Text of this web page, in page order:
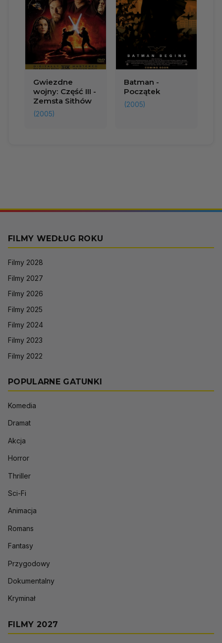
Gwiezdne
wojny: Część III -
Zemsta Sithów
(2005)
Batman -
Początek
(2005)
FILMY WEDŁUG ROKU
Filmy 2028
Filmy 2027
Filmy 2026
Filmy 2025
Filmy 2024
Filmy 2023
Filmy 2022
POPULARNE GATUNKI
Komedia
Dramat
Akcja
Horror
Thriller
Sci-Fi
Animacja
Romans
Fantasy
Przygodowy
Dokumentalny
Kryminał
FILMY 2027